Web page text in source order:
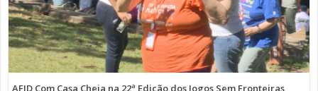
AFID Com Casa Cheia na 22ª Edição dos Jogos Sem Fronteiras